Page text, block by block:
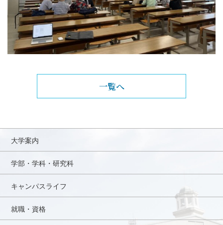
一覧へ
大学案内
学部・学科・研究科
キャンパスライフ
就職・資格